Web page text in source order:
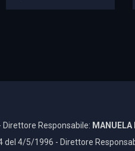
Responsabile: MANUELA
del 4/5/1996 - Direttore